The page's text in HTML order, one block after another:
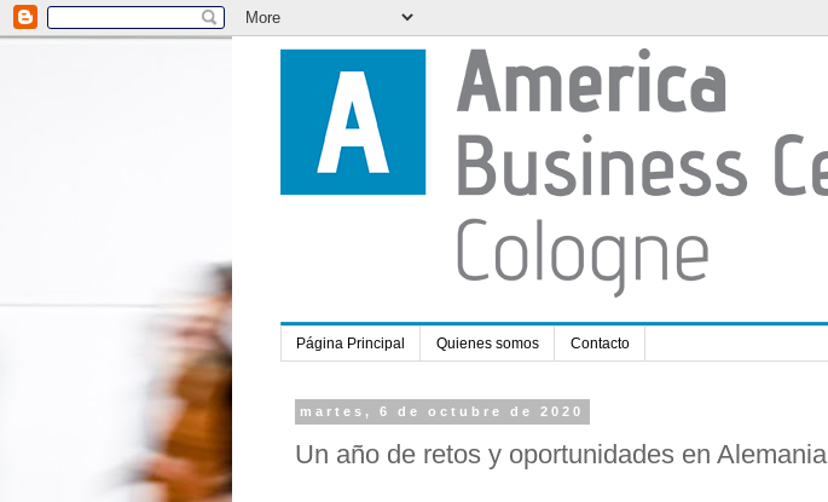
Página Principal Quienes somos Contacto
martes, 6 de octubre de 2020
Un año de retos y oportunidades en Alemania